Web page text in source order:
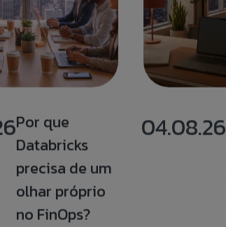
Por que
Databricks
precisa de um
olhar próprio
no FinOps?
04.08.26